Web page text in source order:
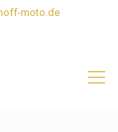
moto.de